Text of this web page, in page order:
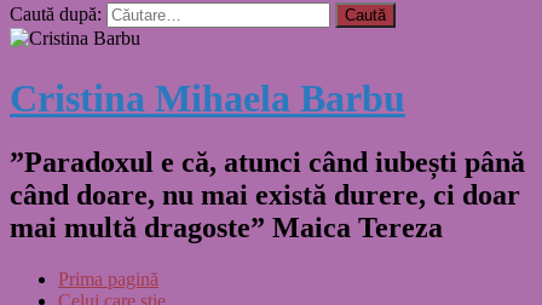
Caută după:
Cristina Mihaela Barbu
”Paradoxul e că, atunci când iubești până
când doare, nu mai există durere, ci doar
mai multă dragoste” Maica Tereza
Prima pagină